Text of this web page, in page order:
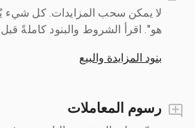
لا يمكن سحب المزايدات. كل شيء
هو". اقرأ الشروط والبنود كاملةً قبل
بنود المزايدة والبيع
رسوم المعاملات